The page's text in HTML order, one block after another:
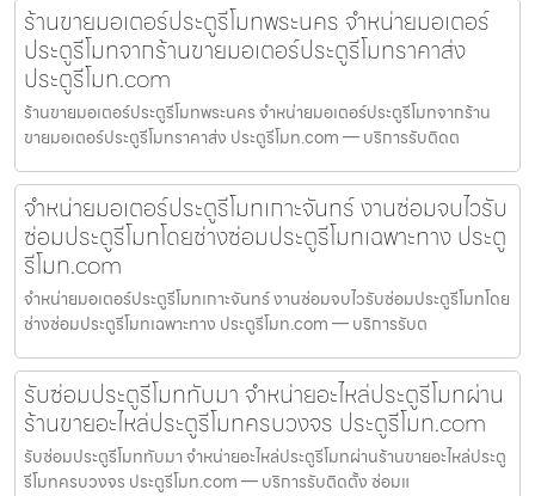
ร้านขายมอเตอร์ประตูรีโมทพระนคร จำหน่ายมอเตอร์
ประตูรีโมทจากร้านขายมอเตอร์ประตูรีโมทราคาส่ง
ประตูรีโมท.com
ร้านขายมอเตอร์ประตูรีโมทพระนคร จำหน่ายมอเตอร์ประตูรีโมทจากร้าน
ขายมอเตอร์ประตูรีโมทราคาส่ง ประตูรีโมท.com — บริการรับติดต
จำหน่ายมอเตอร์ประตูรีโมทเกาะจันทร์ งานซ่อมจบไวรับ
ซ่อมประตูรีโมทโดยช่างซ่อมประตูรีโมทเฉพาะทาง ประตู
รีโมท.com
จำหน่ายมอเตอร์ประตูรีโมทเกาะจันทร์ งานซ่อมจบไวรับซ่อมประตูรีโมทโดย
ช่างซ่อมประตูรีโมทเฉพาะทาง ประตูรีโมท.com — บริการรับต
รับซ่อมประตูรีโมททับมา จำหน่ายอะไหล่ประตูรีโมทผ่าน
ร้านขายอะไหล่ประตูรีโมทครบวงจร ประตูรีโมท.com
รับซ่อมประตูรีโมททับมา จำหน่ายอะไหล่ประตูรีโมทผ่านร้านขายอะไหล่ประตู
รีโมทครบวงจร ประตูรีโมท.com — บริการรับติดตั้ง ซ่อมแ